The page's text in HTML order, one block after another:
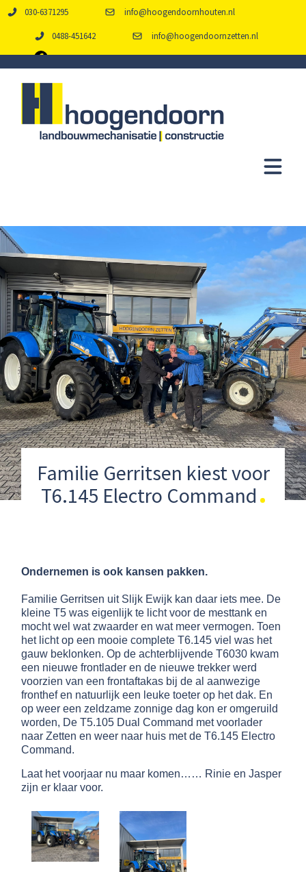
030-6371295 info@hoogendoornhouten.nl
0488-451642 info@hoogendoornzetten.nl
Familie Gerritsen kiest voor
T6.145 Electro Command
Ondernemen is ook kansen pakken.
Familie Gerritsen uit Slijk Ewijk kan daar iets mee. De
kleine T5 was eigenlijk te licht voor de mesttank en
mocht wel wat zwaarder en wat meer vermogen. Toen
het licht op een mooie complete T6.145 viel was het
gauw beklonken. Op de achterblijvende T6030 kwam
een nieuwe frontlader en de nieuwe trekker werd
voorzien van een frontaftakas bij de al aanwezige
fronthef en natuurlijk een leuke toeter op het dak. En
op weer een zeldzame zonnige dag kon er omgeruild
worden, De T5.105 Dual Command met voorlader
naar Zetten en weer naar huis met de T6.145 Electro
Command.
Laat het voorjaar nu maar komen…… Rinie en Jasper
zijn er klaar voor.